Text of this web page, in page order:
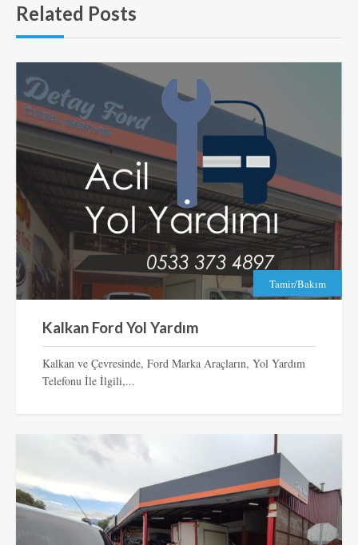
Related Posts
Tamir/Bakım
Kalkan Ford Yol Yardım
Kalkan ve Çevresinde, Ford Marka Araçların, Yol Yardım
Telefonu İle İlgili,...